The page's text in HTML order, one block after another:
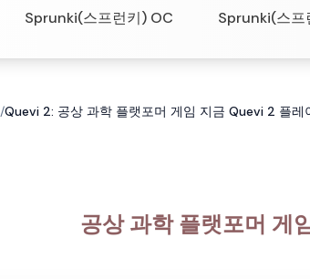
Sprunki(스프런키) OC Sprunki(스프
/Quevi 2: 공상 과학 플랫포머 게임 지금 Quevi 2 플레
공상 과학 플랫포머 게